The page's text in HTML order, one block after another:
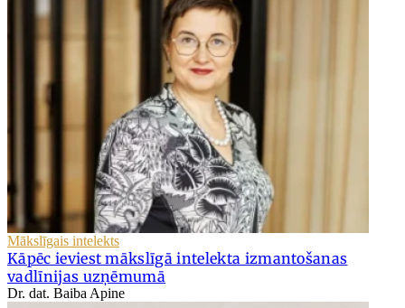
Mākslīgais intelekts
Kāpēc ieviest mākslīgā intelekta izmantošanas
vadlīnijas uzņēmumā
Dr. dat. Baiba Apine